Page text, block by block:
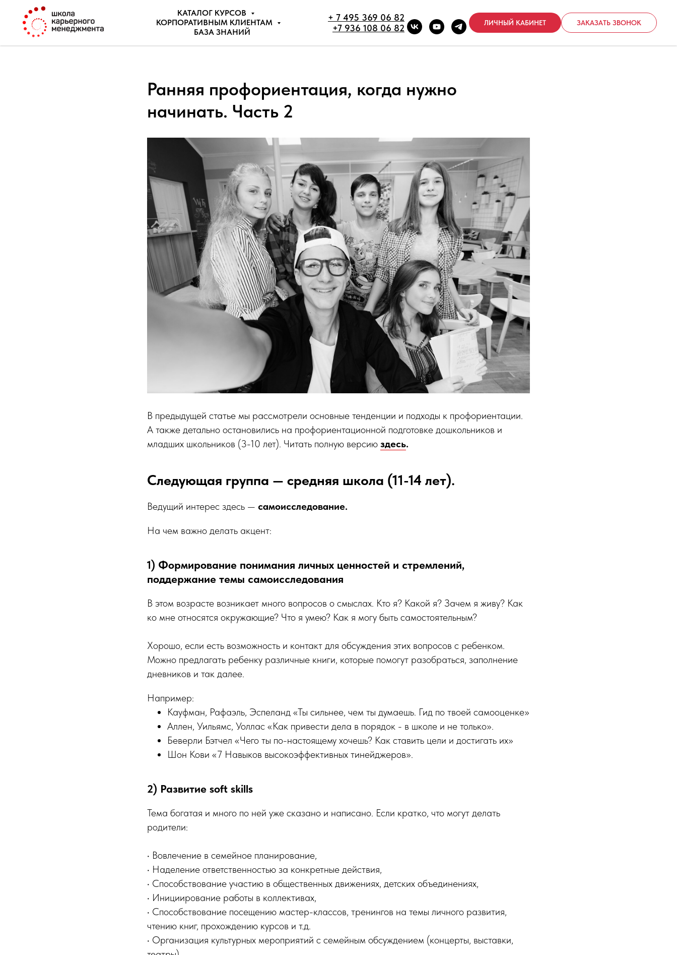
КАТАЛОГ КУРСОВ
КОРПОРАТИВНЫМ КЛИЕНТАМ
БАЗА ЗНАНИЙ
+ 7 495 369 06 82
+7 936 108 06 82
ЛИЧНЫЙ КАБИНЕТ ЗАКАЗАТЬ ЗВОНОК
Ранняя профориентация, когда нужно
начинать. Часть 2
В предыдущей статье мы рассмотрели основные тенденции и подходы к профориентации.
А также детально остановились на профориентационной подготовке дошкольников и
младших школьников (3-10 лет). Читать полную версию здесь.
Следующая группа — средняя школа (11-14 лет).
Ведущий интерес здесь — самоисследование.
На чем важно делать акцент:
1) Формирование понимания личных ценностей и стремлений,
поддержание темы самоисследования
В этом возрасте возникает много вопросов о смыслах. Кто я? Какой я? Зачем я живу? Как
ко мне относятся окружающие? Что я умею? Как я могу быть самостоятельным?
Хорошо, если есть возможность и контакт для обсуждения этих вопросов с ребенком.
Можно предлагать ребенку различные книги, которые помогут разобраться, заполнение
дневников и так далее.
Например:
Кауфман, Рафаэль, Эспеланд «Ты сильнее, чем ты думаешь. Гид по твоей самооценке»
Аллен, Уильямс, Уоллас «Как привести дела в порядок - в школе и не только».
Беверли Бэтчел «Чего ты по-настоящему хочешь? Как ставить цели и достигать их»
Шон Кови «7 Навыков высокоэффективных тинейджеров».
2) Развитие soft skills
Тема богатая и много по ней уже сказано и написано. Если кратко, что могут делать
родители:
• Вовлечение в семейное планирование,
• Наделение ответственностью за конкретные действия,
• Способствование участию в общественных движениях, детских объединениях,
• Инициирование работы в коллективах,
• Способствование посещению мастер-классов, тренингов на темы личного развития,
чтению книг, прохождению курсов и т.д.
• Организация культурных мероприятий с семейным обсуждением (концерты, выставки,